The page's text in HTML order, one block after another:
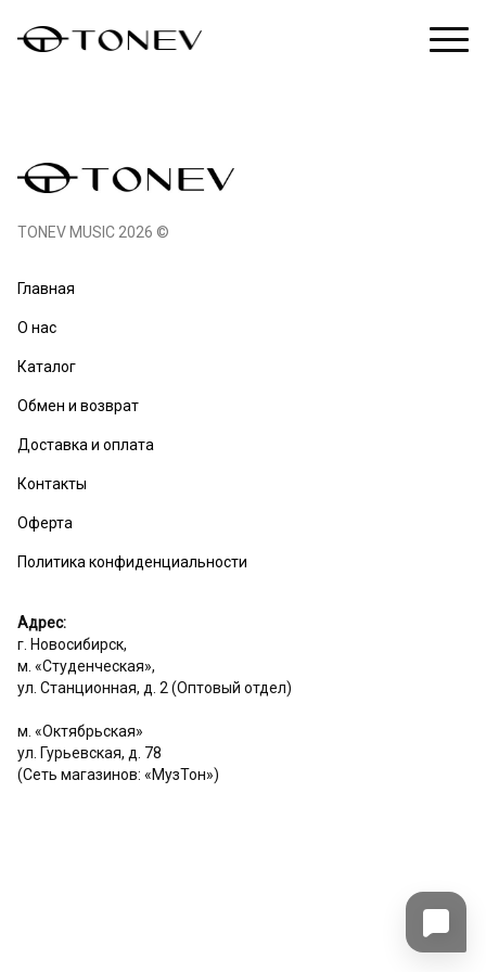
TONEV MUSIC 2026 ©
Главная
О нас
Каталог
Обмен и возврат
Доставка и оплата
Контакты
Оферта
Политика конфиденциальности
Адрес:
г. Новосибирск,
м. «Студенческая»,
ул. Станционная, д. 2 (Оптовый отдел)
м. «Октябрьская»
ул. Гурьевская, д. 78
(Сеть магазинов: «МузТон»)